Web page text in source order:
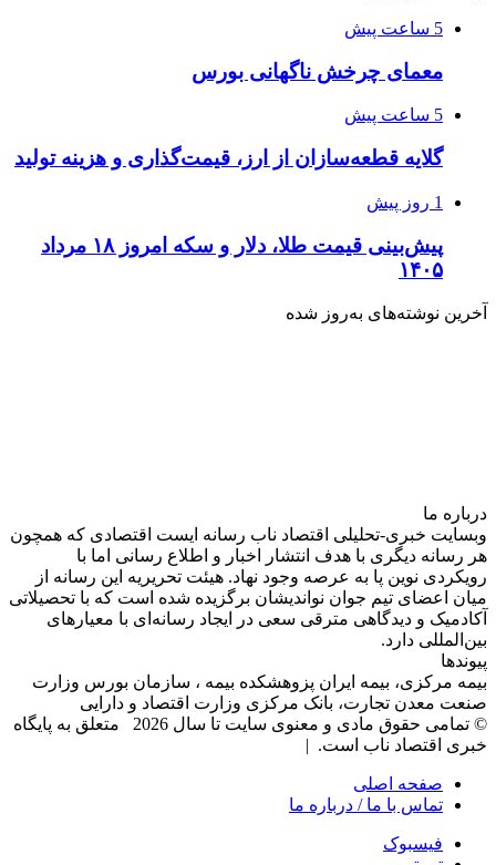
5 ساعت پیش
معمای چرخش ناگهانی بورس
5 ساعت پیش
گلایه قطعه‌سازان از ارز، قیمت‌گذاری و هزینه تولید
1 روز پیش
پیش‌بینی قیمت طلا، دلار و سکه امروز ۱۸ مرداد
۱۴۰۵
آخرین نوشته‌های‌ به‌روز شده
درباره‌ ما
وبسایت خبری-تحلیلی اقتصاد ناب رسانه‌ ایست اقتصادی که همچون
هر رسانه دیگری با هدف انتشار اخبار و اطلاع رسانی اما با
رویکردی نوین پا به عرصه وجود نهاد. هیئت تحریریه این رسانه از
میان اعضای تیم جوان نواندیشان برگزیده شده است که با تحصیلاتی
آکادمیک و دیدگاهی‌ مترقی سعی در ایجاد رسانه‌ای با معیار‌های
بین‌المللی دارد.
پیوندها
بیمه مرکزی، بیمه ایران پزوهشکده بیمه ، سازمان بورس وزارت
صنعت معدن تجارت، بانک مرکزی وزارت اقتصاد و دارایی
© تمامی حقوق مادی و معنوی سایت تا سال 2026 متعلق به پایگاه
خبری اقتصاد ناب است. |
صفحه اصلی
تماس با ما / درباره ما
فیسبوک